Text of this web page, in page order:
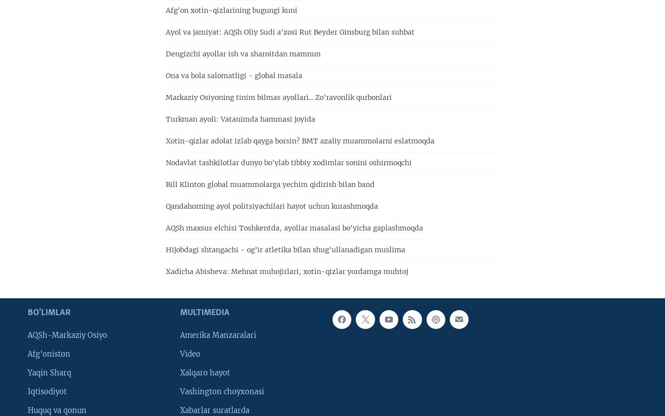
Afg'on xotin-qizlarining bugungi kuni
Ayol va jamiyat: AQSh Oliy Sudi a'zosi Rut Beyder Ginsburg bilan suhbat
Dengizchi ayollar ish va sharoitdan mamnun
Ona va bola salomatligi - global masala
Markaziy Osiyoning tinim bilmas ayollari... Zo'ravonlik qurbonlari
Turkman ayoli: Vatanimda hammasi joyida
Xotin-qizlar adolat izlab qayga borsin? BMT azaliy muammolarni eslatmoqda
Nodavlat tashkilotlar dunyo bo'ylab tibbiy xodimlar sonini oshirmoqchi
Bill Klinton global muammolarga yechim qidirish bilan band
Qandahorning ayol politsiyachilari hayot uchun kurashmoqda
AQSh maxsus elchisi Toshkentda, ayollar masalasi bo'yicha gaplashmoqda
Hijobdagi shtangachi - og'ir atletika bilan shug'ullanadigan muslima
Xadicha Abisheva: Mehnat muhojirlari, xotin-qizlar yordamga muhtoj
BO'LIMLAR
AQSh-Markaziy Osiyo
Afg'oniston
Yaqin Sharq
Iqtisodiyot
Huquq va qonun
MULTIMEDIA
Amerika Manzaralari
Video
Xalqaro hayot
Vashington choyxonasi
Xabarlar suratlarda